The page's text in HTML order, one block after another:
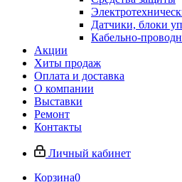
Датчики, блоки
Кабельно-
Акции
Хиты продаж
Оплата и доставка
О компании
Выставки
Ремонт
Контакты
Личный кабинет
Корзина0